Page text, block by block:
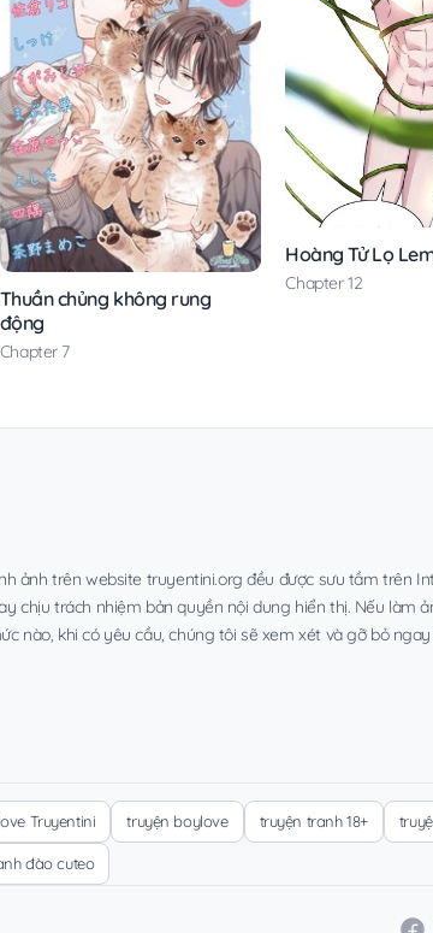
Thuần chủng không rung
động
Chapter 7
Hoàng Tử Lọ
Chapter 12
ảnh trên website truyentini.org đều được sưu tầm trên
chịu trách nhiệm bản quyền nội dung hiển thị. Nếu làm
nào, khi có yêu cầu, chúng tôi sẽ xem xét và gỡ bỏ
Truyentini truyện boylove truyện tranh 18+
đào cuteo